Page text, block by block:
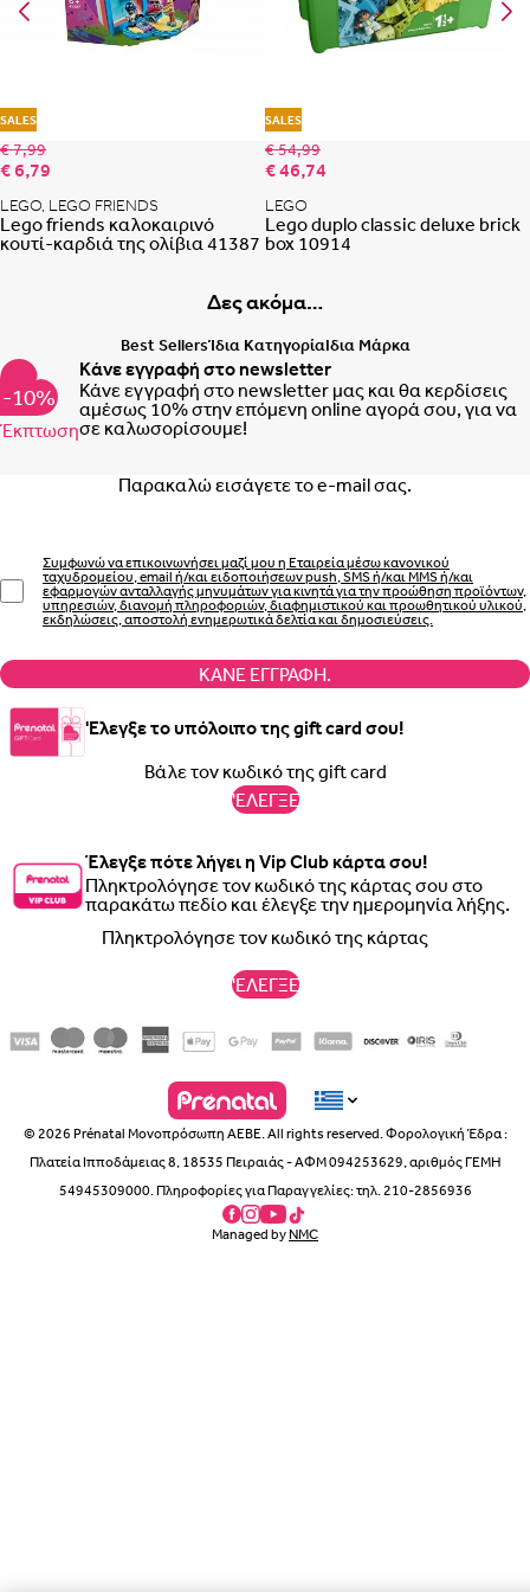
SALES Προσθήκη στη λίστα αγαπημένων
€ 7,99
€ 6,79
LEGO, LEGO FRIENDS
Lego friends καλοκαιρινό
κουτί-καρδιά της ολίβια 41387
SALES
€ 54,99
€ 46,74
LEGO
Lego duplo classic deluxe brick
box 10914
Δες ακόμα…
Best SellersΊδια ΚατηγορίαΙδια Μάρκα
-10%
Έκπτωση
Κάνε εγγραφή στο newsletter
Κάνε εγγραφή στο newsletter μας και θα κερδίσεις
αμέσως 10% στην επόμενη online αγορά σου, για να
σε καλωσορίσουμε!
Συμφωνώ να επικοινωνήσει μαζί μου η Εταιρεία μέσω κανονικού
ταχυδρομείου, email ή/και ειδοποιήσεων push, SMS ή/και MMS ή/και
εφαρμογών ανταλλαγής μηνυμάτων για κινητά για την προώθηση προϊόντων,
υπηρεσιών, διανομή πληροφοριών, διαφημιστικού και προωθητικού υλικού,
εκδηλώσεις, αποστολή ενημερωτικά δελτία και δημοσιεύσεις.
ΚΆΝΕ ΕΓΓΡΑΦΉ.
'Ελεγξε το υπόλοιπο της gift card σου!
'ΕΛΕΓΞΕ
Έλεγξε πότε λήγει η Vip Club κάρτα σου!
Πληκτρολόγησε τον κωδικό της κάρτας σου στο
παρακάτω πεδίο και έλεγξε την ημερομηνία λήξης.
'ΕΛΕΓΞΕ
© 2026 Prénatal Μονοπρόσωπη ΑΕΒΕ. All rights reserved. Φορολογική Έδρα :
Πλατεία Ιπποδάμειας 8, 18535 Πειραιάς - ΑΦΜ 094253629, αριθμός ΓΕΜΗ
54945309000. Πληροφορίες για Παραγγελίες: τηλ. 210-2856936
Managed byNMC